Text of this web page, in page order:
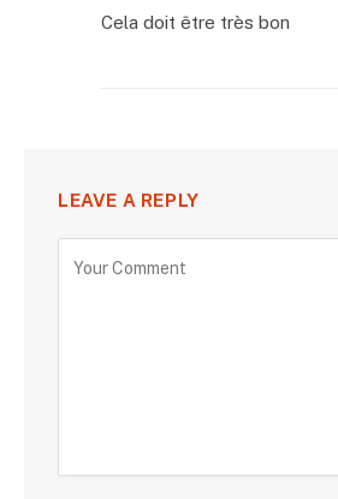
Cela doit être très bon
LEAVE A REPLY